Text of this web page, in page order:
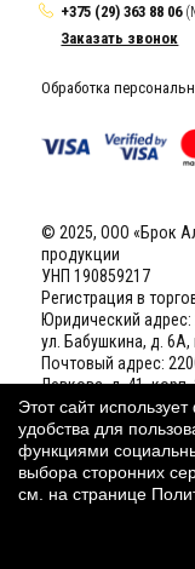
+375 (29) 363 88 06
Заказать звонок
Обработка
© 2025, ООО «Брок
продукции
УНП 190859217
Регистрация в
Юридический адрес:
ул. Бабушкина, д. 6А,
Почтовый адрес:
Левкова, д. 41,
Р/С BY61 BELB 3012
БелВЭБ», БИК
Свидетельство о
Наш рейтинг:4,8
Этот сайт
удобства для
функциями
выбора сторонних
см. на странице